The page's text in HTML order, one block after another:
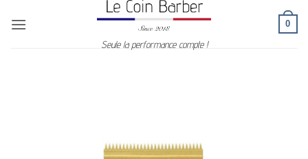
Seule la performance compte !
0